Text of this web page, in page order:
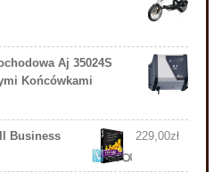
Aj 35024S
Końcówkami
Business 229,00zł